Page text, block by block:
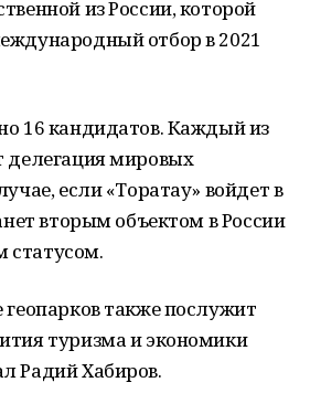
из России, которой
отбор в 2021
16 кандидатов. Каждый из
делегация мировых
если «Торатау» войдет в
вторым объектом в России
геопарков также послужит
туризма и экономики
Радий Хабиров.